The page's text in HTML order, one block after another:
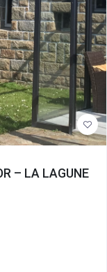
– LA LAGUNE